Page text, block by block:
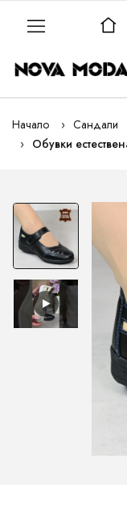
Начало
Сандали
Обувки